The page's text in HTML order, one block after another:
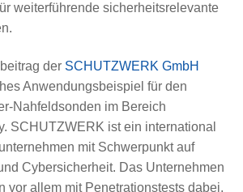
weiterführende sicherheitsrelevante
der SCHUTZWERK GmbH
Anwendungsbeispiel für den
Nahfeldsonden im Bereich
SCHUTZWERK ist ein international
mit Schwerpunkt auf
Cybersicherheit. Das Unternehmen
vor allem mit Penetrationstests dabei,